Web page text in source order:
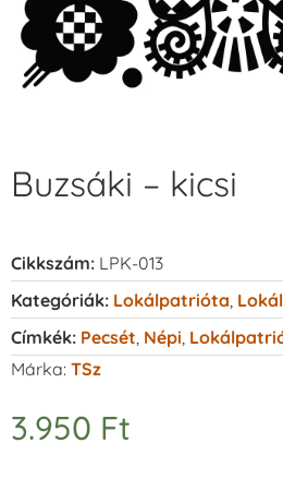
Buzsáki – kicsi
Cikkszám: LPK-013
Kategóriák: Lokálpatrióta
Címkék: Pecsét Népi
Márka: TSz
3.950 Ft